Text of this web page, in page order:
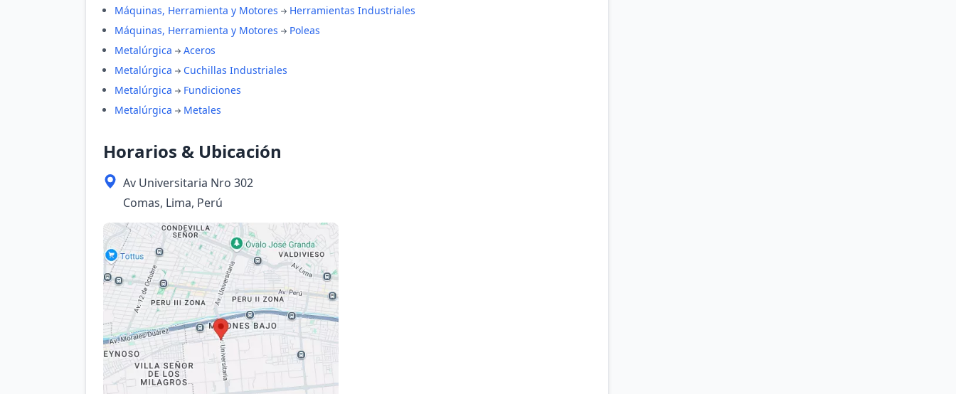
Máquinas, Herramienta y Motores
Herramientas Industriales
Máquinas, Herramienta y Motores
Poleas
Metalúrgica
Aceros
Metalúrgica
Cuchillas Industriales
Metalúrgica
Fundiciones
Metalúrgica
Metales
Horarios & Ubicación
Av Universitaria Nro 302
Comas, Lima, Perú